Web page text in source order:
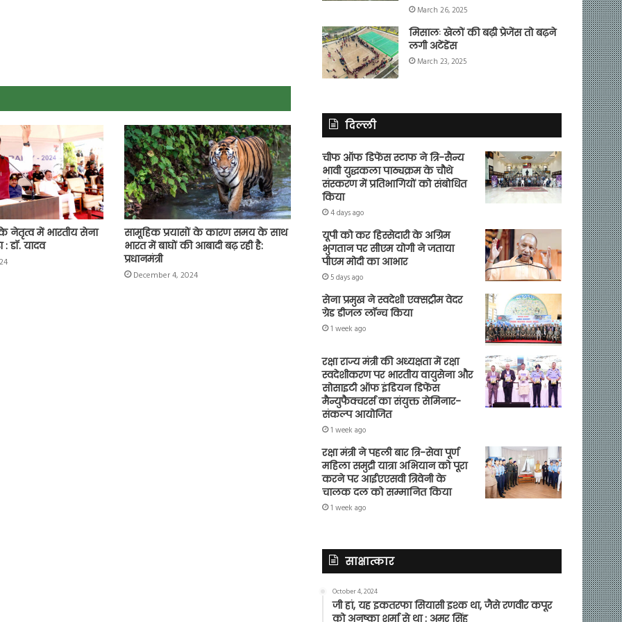
के नेतृत्व में भारतीय सेना
डॉ. यादव
सामूहिक प्रयासों के कारण समय के साथ
भारत में बाघों की आबादी बढ़ रही है:
प्रधानमंत्री
December 4, 2024
March 26, 2025
मिसालः खेलों की बढ़ी प्रेजेंस तो बढ़ने
लगी अटेंडेंस
March 23, 2025
दिल्ली
चीफ ऑफ डिफेंस स्टाफ ने त्रि-सैन्य
भावी युद्धकला पाठ्यक्रम के चौथे
संस्करण में प्रतिभागियों को संबोधित
किया
4 days ago
यूपी को कर हिस्सेदारी के अग्रिम
भुगतान पर सीएम योगी ने जताया
पीएम मोदी का आभार
5 days ago
सेना प्रमुख ने स्वदेशी एक्सट्रीम वेदर
ग्रेड डीजल लॉन्च किया
1 week ago
रक्षा राज्य मंत्री की अध्यक्षता में रक्षा
स्वदेशीकरण पर भारतीय वायुसेना और
सोसाइटी ऑफ इंडियन डिफेंस
मैन्युफैक्चरर्स का संयुक्त सेमिनार-
संकल्प आयोजित
1 week ago
रक्षा मंत्री ने पहली बार त्रि-सेवा पूर्ण
महिला समुद्री यात्रा अभियान को पूरा
करने पर आईएएसवी त्रिवेनी के
चालक दल को सम्मानित किया
1 week ago
साक्षात्कार
October 4, 2024
जी हां, यह इकतरफा सियासी इश्क था, जैसे रणवीर कपूर
को अनुष्का शर्मा से था : अमर सिंह